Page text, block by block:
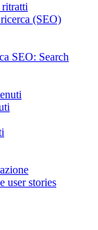
ritratti
(SEO)
SEO: Search
user stories